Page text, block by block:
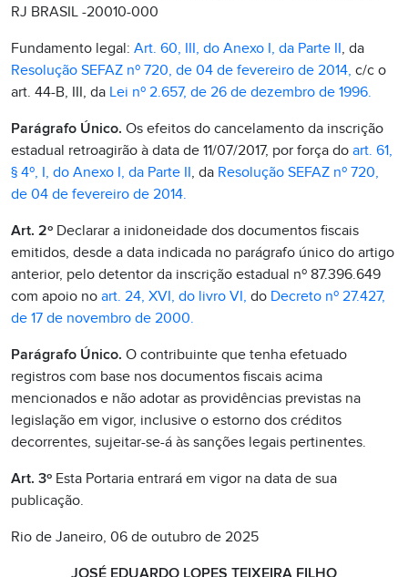
RJ BRASIL -20010-000
Fundamento legal: Art. 60, III, do Anexo I, da Parte II, da
Resolução SEFAZ nº 720, de 04 de fevereiro de 2014, c/c o
art. 44-B, III, da Lei nº 2.657, de 26 de dezembro de 1996.
Parágrafo Único. Os efeitos do cancelamento da inscrição
estadual retroagirão à data de 11/07/2017, por força do art. 61,
§ 4º, I, do Anexo I, da Parte II, da Resolução SEFAZ nº 720,
de 04 de fevereiro de 2014.
Art. 2º Declarar a inidoneidade dos documentos fiscais
emitidos, desde a data indicada no parágrafo único do artigo
anterior, pelo detentor da inscrição estadual nº 87.396.649
com apoio no art. 24, XVI, do livro VI, do Decreto nº 27.427,
de 17 de novembro de 2000.
Parágrafo Único. O contribuinte que tenha efetuado
registros com base nos documentos fiscais acima
mencionados e não adotar as providências previstas na
legislação em vigor, inclusive o estorno dos créditos
decorrentes, sujeitar-se-á às sanções legais pertinentes.
Art. 3º Esta Portaria entrará em vigor na data de sua
publicação.
Rio de Janeiro, 06 de outubro de 2025
JOSÉ EDUARDO LOPES TEIXEIRA FILHO